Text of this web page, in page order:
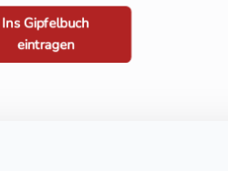
Ins Gipfelbuch
eintragen